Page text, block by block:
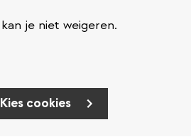
je niet weigeren.
Kies cookies